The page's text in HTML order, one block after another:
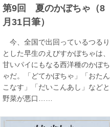
第9回 夏のかぼちゃ（8
月31日筆）
今、全国で出回っているつるり
とした早生のえびすかぼちゃは、
甘いパイにもなる西洋種のかぼち
ゃだ。「どてかぼちゃ」「おたん
こなす」「だいこんあし」などと
野菜が悪口……